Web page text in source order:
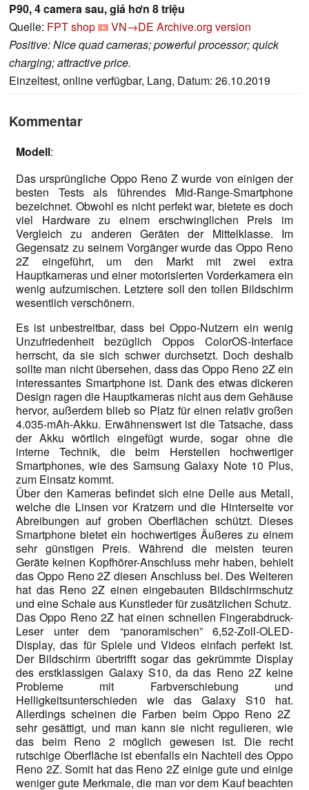
P90, 4 camera sau, giá hơn 8 triệu
Quelle: FPT shop VN→DE Archive.org version
Positive: Nice quad cameras; powerful processor; quick
charging; attractive price.
Einzeltest, online verfügbar, Lang, Datum: 26.10.2019
Kommentar
Modell:
Das ursprüngliche Oppo Reno Z wurde von einigen der
besten Tests als führendes Mid-Range-Smartphone
bezeichnet. Obwohl es nicht perfekt war, bietete es doch
viel Hardware zu einem erschwinglichen Preis im
Vergleich zu anderen Geräten der Mittelklasse. Im
Gegensatz zu seinem Vorgänger wurde das Oppo Reno
2Z eingeführt, um den Markt mit zwei extra
Hauptkameras und einer motorisierten Vorderkamera ein
wenig aufzumischen. Letztere soll den tollen Bildschirm
wesentlich verschönern.
Es ist unbestreitbar, dass bei Oppo-Nutzern ein wenig
Unzufriedenheit bezüglich Oppos ColorOS-Interface
herrscht, da sie sich schwer durchsetzt. Doch deshalb
sollte man nicht übersehen, dass das Oppo Reno 2Z ein
interessantes Smartphone ist. Dank des etwas dickeren
Design ragen die Hauptkameras nicht aus dem Gehäuse
hervor, außerdem blieb so Platz für einen relativ großen
4.035-mAh-Akku. Erwähnenswert ist die Tatsache, dass
der Akku wörtlich eingefügt wurde, sogar ohne die
interne Technik, die beim Herstellen hochwertiger
Smartphones, wie des Samsung Galaxy Note 10 Plus,
zum Einsatz kommt.
Über den Kameras befindet sich eine Delle aus Metall,
welche die Linsen vor Kratzern und die Hinterseite vor
Abreibungen auf groben Oberflächen schützt. Dieses
Smartphone bietet ein hochwertiges Äußeres zu einem
sehr günstigen Preis. Während die meisten teuren
Geräte keinen Kopfhörer-Anschluss mehr haben, behielt
das Oppo Reno 2Z diesen Anschluss bei. Des Weiteren
hat das Reno 2Z einen eingebauten Bildschirmschutz
und eine Schale aus Kunstleder für zusätzlichen Schutz.
Das Oppo Reno 2Z hat einen schnellen Fingerabdruck-
Leser unter dem “panoramischen” 6,52-Zoll-OLED-
Display, das für Spiele und Videos einfach perfekt ist.
Der Bildschirm übertrifft sogar das gekrümmte Display
des erstklassigen Galaxy S10, da das Reno 2Z keine
Probleme mit Farbverschiebung und
Helligkeitsunterschieden wie das Galaxy S10 hat.
Allerdings scheinen die Farben beim Oppo Reno 2Z
sehr gesättigt, und man kann sie nicht regulieren, wie
das beim Reno 2 möglich gewesen ist. Die recht
rutschige Oberfläche ist ebenfalls ein Nachteil des Oppo
Reno 2Z. Somit hat das Reno 2Z einige gute und einige
weniger gute Merkmale, die man vor dem Kauf beachten